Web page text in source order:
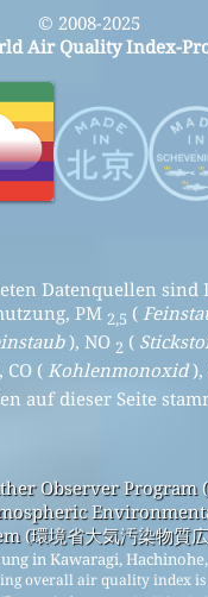
© 2008-2025
Air Quality Index-
Datenquellen sind
PM 2,5 (
), NO 2 (
( Kohlenmonoxid),
auf dieser Seite
Observer Program
(環境省大気汚染物質
in Kawaragi,
overall air quality index is